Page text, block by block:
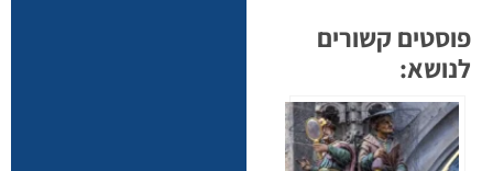
פוסטים קשורים
לנושא: